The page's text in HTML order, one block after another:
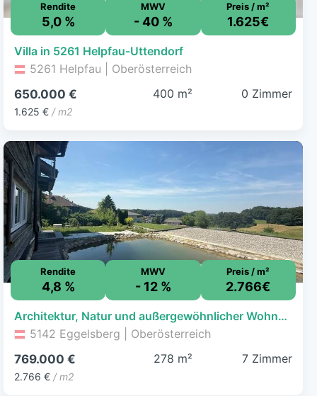
Rendite
5,0 %
MWV
- 40 %
Preis / m²
1.625€
Villa in 5261 Helpfau-Uttendorf
5261 Helpfau | Oberösterreich
650.000 €
1.625 € / m2
400 m² 0 Zimmer
Rendite
4,8 %
MWV
- 12 %
Preis / m²
2.766€
Architektur, Natur und außergewöhnlicher Wohnkomfort
5142 Eggelsberg | Oberösterreich
769.000 €
2.766 € / m2
278 m² 7 Zimmer